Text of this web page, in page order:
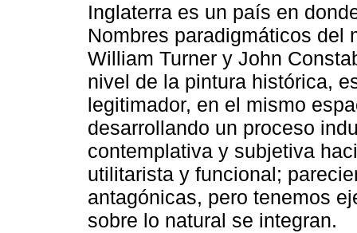
Inglaterra es un país en
Nombres paradigmáticos del
William Turner y John
nivel de la pintura histórica,
legitimador, en el mismo
desarrollando un proceso
contemplativa y subjetiva
utilitarista y funcional;
antagónicas, pero tenemos
sobre lo natural se integran.